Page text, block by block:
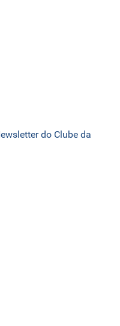
do Clube da